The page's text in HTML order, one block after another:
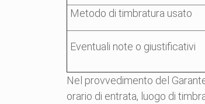
Metodo di timbratura usato
Eventuali note o giustificativi
Nel provvedimento del
orario di entrata, luogo di